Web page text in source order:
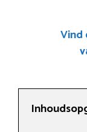
Vind